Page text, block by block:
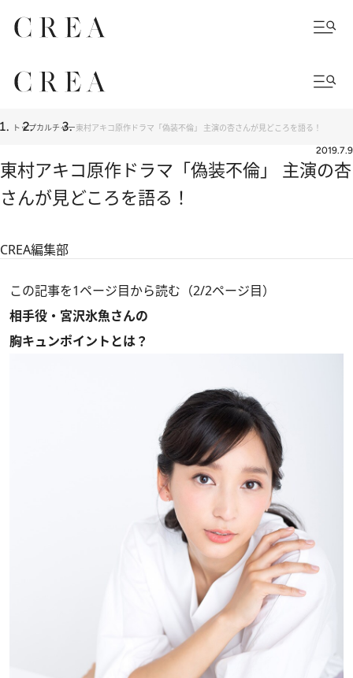
トップカルチャー東村アキコ原作ドラマ「偽装不倫」 主演の杏さんが見どころを語る！
2019.7.9
東村アキコ原作ドラマ「偽装不倫」 主演の杏
さんが見どころを語る！
CREA編集部
この記事を1ページ目から読む（2/2ページ目）
相手役・宮沢氷魚さんの
胸キュンポイントとは？